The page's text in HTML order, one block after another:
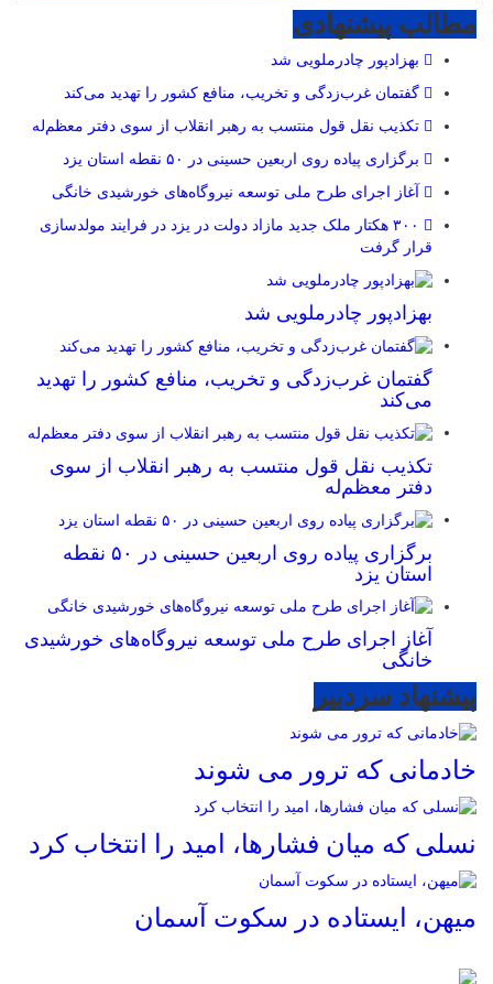
مطالب پیشنهادی
بهزادپور چادرملویی شد
گفتمان غرب‌زدگی و تخریب، منافع کشور را تهدید می‌کند
تکذیب نقل قول منتسب به رهبر انقلاب از سوی دفتر معظم‌له
برگزاری پیاده روی اربعین حسینی در ۵۰ نقطه استان یزد
آغاز اجرای طرح ملی توسعه نیروگاه‌های خورشیدی خانگی
۳۰۰ هکتار ملک جدید مازاد دولت در یزد در فرایند مولدسازی
قرار گرفت
بهزادپور چادرملویی شد
گفتمان غرب‌زدگی و تخریب، منافع کشور را تهدید
می‌کند
تکذیب نقل قول منتسب به رهبر انقلاب از سوی
دفتر معظم‌له
برگزاری پیاده روی اربعین حسینی در ۵۰ نقطه
استان یزد
آغاز اجرای طرح ملی توسعه نیروگاه‌های خورشیدی
خانگی
پیشنهاد سردبیر
خادمانی که ترور می شوند
نسلی که میان فشارها، امید را انتخاب کرد
میهن، ایستاده در سکوت آسمان